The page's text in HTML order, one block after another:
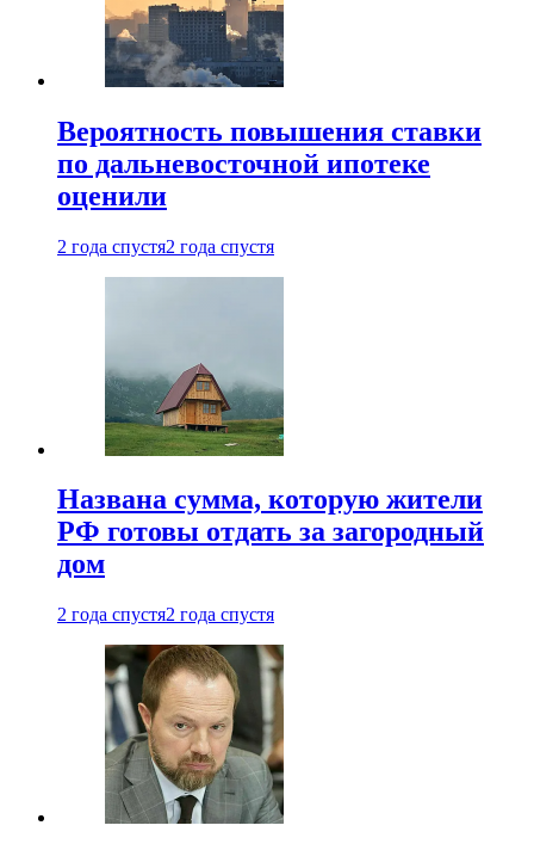
Вероятность повышения ставки
по дальневосточной ипотеке
оценили
2 года спустя2 года спустя
Названа сумма, которую жители
РФ готовы отдать за загородный
дом
2 года спустя2 года спустя